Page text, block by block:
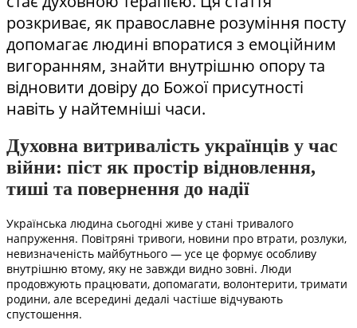
розкриває, як православне розуміння посту
допомагає людині впоратися з емоційним
вигоранням, знайти внутрішню опору та
відновити довіру до Божої присутності
навіть у найтемніші часи.
Духовна витривалість українців у час
війни: піст як простір відновлення,
тиші та повернення до надії
Українська людина сьогодні живе у стані тривалого
напруження. Повітряні тривоги, новини про втрати, розлуки,
невизначеність майбутнього — усе це формує особливу
внутрішню втому, яку не завжди видно зовні. Люди
продовжують працювати, допомагати, волонтерити, тримати
родини, але всередині дедалі частіше відчувають
спустошення.